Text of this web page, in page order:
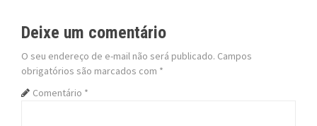
a
v
i
Deixe um comentário
O seu endereço de e-mail não será publicado. Campos
obrigatórios são marcados com *
Comentário *